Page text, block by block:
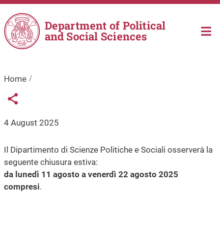
Skip to main content
Department of Political
and Social Sciences
Home
Links condivisione social
Share button
4 August 2025
Il Dipartimento di Scienze Politiche e Sociali osserverà la
seguente chiusura estiva:
da lunedì 11 agosto a venerdì 22 agosto 2025
compresi.